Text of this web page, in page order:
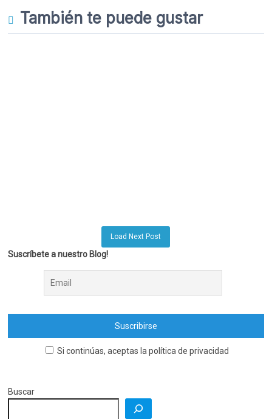
También te puede gustar
Load Next Post
Suscríbete a nuestro Blog!
Si continúas, aceptas la política de privacidad
Buscar